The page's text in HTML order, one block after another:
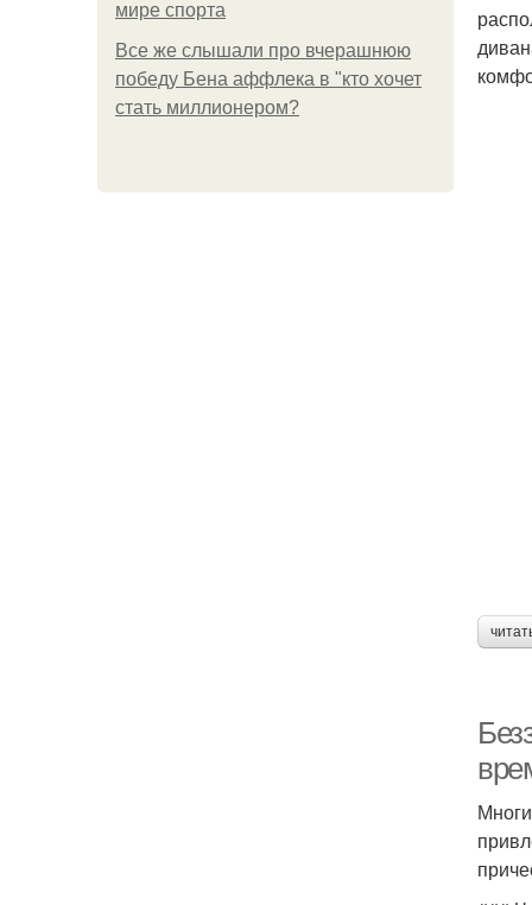
мире спорта
Все же слышали про вчерашнюю
победу Бена аффлека в "кто хочет
стать миллионером?